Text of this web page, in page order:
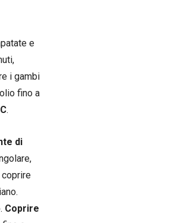
e
i gambi
fino a
.
di
Coprire